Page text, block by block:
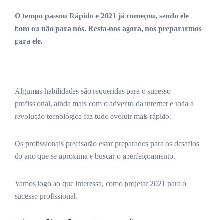
O tempo passou Rápido e 2021 já começou, sendo ele
bom ou não para nós. Resta-nos agora, nos prepararmos
para ele.
Algumas habilidades são requeridas para o sucesso
profissional, ainda mais com o advento da internet e toda a
revolução tecnológica faz tudo evoluir mais rápido.
Os profissionais precisarão estar preparados para os desafios
do ano que se aproxima e buscar o aperfeiçoamento.
Vamos logo ao que interessa, como projetar 2021 para o
sucesso profissional.